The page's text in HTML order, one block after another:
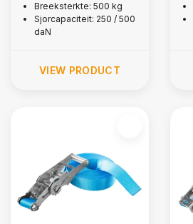
Breeksterkte: 500 kg
Sjorcapaciteit: 250 / 500
daN
VIEW PRODUCT